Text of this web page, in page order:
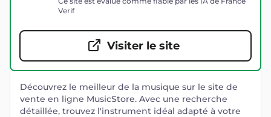
Verif
Visiter le site
Découvrez le meilleur de la musique sur le site de
vente en ligne MusicStore. Avec une recherche
détaillée, trouvez l'instrument idéal adapté à votre